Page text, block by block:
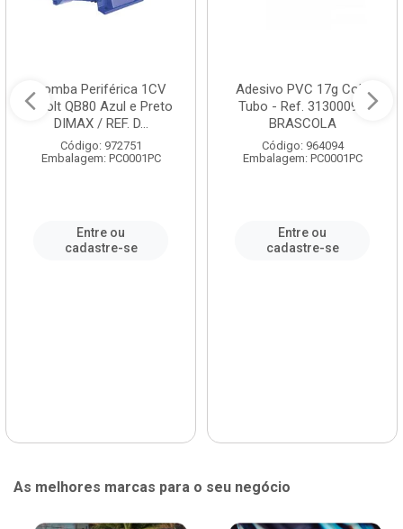
Bomba Periférica 1CV
Bivolt QB80 Azul e Preto
DIMAX / REF. D...
Código: 972751
Embalagem: PC0001PC
Entre ou
cadastre-se
Adesivo PVC 17g Cola
Tubo - Ref. 3130009 -
BRASCOLA
Código: 964094
Embalagem: PC0001PC
Entre ou
cadastre-se
As melhores marcas para o seu negócio